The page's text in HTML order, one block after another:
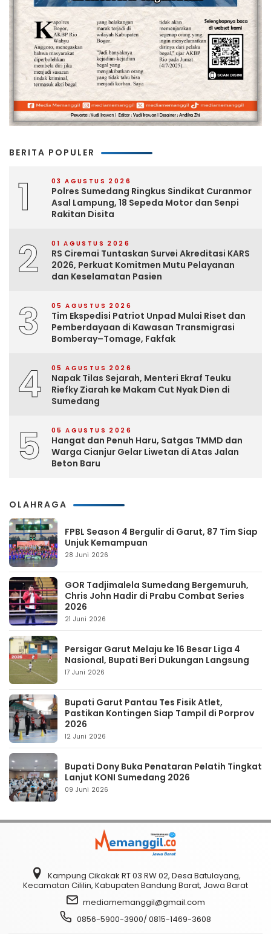
BERITA POPULER
1 03 AGUSTUS 2026
Polres Sumedang Ringkus Sindikat Curanmor
Asal Lampung, 18 Sepeda Motor dan Senpi
Rakitan Disita
2 01 AGUSTUS 2026
RS Ciremai Tuntaskan Survei Akreditasi KARS
2026, Perkuat Komitmen Mutu Pelayanan
dan Keselamatan Pasien
3 05 AGUSTUS 2026
Tim Ekspedisi Patriot Unpad Mulai Riset dan
Pemberdayaan di Kawasan Transmigrasi
Bomberay–Tomage, Fakfak
4 05 AGUSTUS 2026
Napak Tilas Sejarah, Menteri Ekraf Teuku
Riefky Ziarah ke Makam Cut Nyak Dien di
Sumedang
5 05 AGUSTUS 2026
Hangat dan Penuh Haru, Satgas TMMD dan
Warga Cianjur Gelar Liwetan di Atas Jalan
Beton Baru
OLAHRAGA
FPBL Season 4 Bergulir di Garut, 87 Tim Siap
Unjuk Kemampuan
28 Juni 2026
GOR Tadjimalela Sumedang Bergemuruh,
Chris John Hadir di Prabu Combat Series
2026
21 Juni 2026
Persigar Garut Melaju ke 16 Besar Liga 4
Nasional, Bupati Beri Dukungan Langsung
17 Juni 2026
Bupati Garut Pantau Tes Fisik Atlet,
Pastikan Kontingen Siap Tampil di Porprov
2026
12 Juni 2026
Bupati Dony Buka Penataran Pelatih Tingkat
Lanjut KONI Sumedang 2026
09 Juni 2026
Kampung Cikakak RT 03 RW 02, Desa Batulayang,
Kecamatan Cililin, Kabupaten Bandung Barat, Jawa Barat
mediamemanggil@gmail.com
0856-5900-3900/ 0815-1469-3608